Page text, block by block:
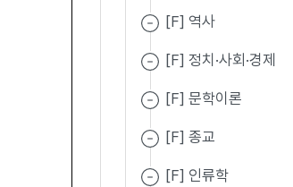
[F] 역사
[F] 정치·사회·경제
[F] 문학이론
[F] 종교
[F] 인류학